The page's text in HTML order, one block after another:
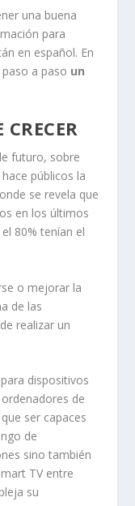
una buena
para
en español. En
a paso un
futuro, sobre
públicos la
se revela que
en los últimos
80% tenían el
o mejorar la
de las
realizar un
dispositivos
de
ser capaces
de
sino también
TV entre
su